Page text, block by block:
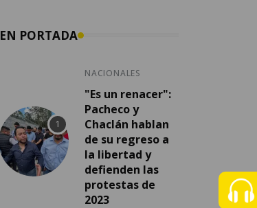
EN PORTADA
NACIONALES
"Es un renacer":
Pacheco y
Chaclán hablan
de su regreso a
la libertad y
defienden las
protestas de
2023